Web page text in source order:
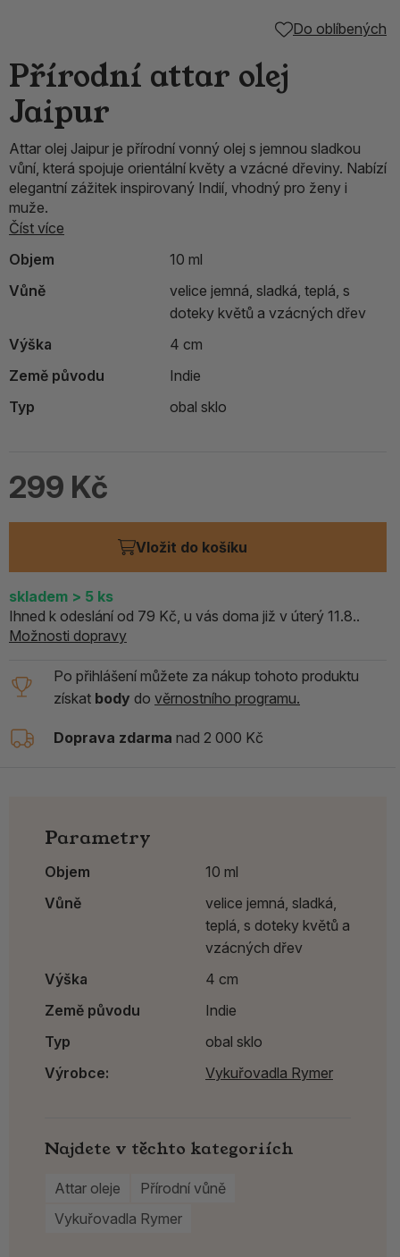
Do oblíbených
Přírodní attar olej
Jaipur
Attar olej Jaipur je přírodní vonný olej s jemnou sladkou
vůní, která spojuje orientální květy a vzácné dřeviny. Nabízí
elegantní zážitek inspirovaný Indií, vhodný pro ženy i
muže.
Číst více
Objem
10 ml
Vůně
velice jemná, sladká, teplá, s
doteky květů a vzácných dřev
Výška
4 cm
Země původu
Indie
Typ
obal sklo
299 Kč
Vložit do košíku
skladem > 5 ks
Ihned k odeslání od 79 Kč, u vás doma již v úterý 11.8..
Možnosti dopravy
Po přihlášení můžete za nákup tohoto produktu
získat body do věrnostního programu.
Doprava zdarma nad 2 000 Kč
Parametry
Objem
10 ml
Vůně
velice jemná, sladká,
teplá, s doteky květů a
vzácných dřev
Výška
4 cm
Země původu
Indie
Typ
obal sklo
Výrobce:
Vykuřovadla Rymer
Najdete v těchto kategoriích
Attar oleje
Přírodní vůně
Vykuřovadla Rymer